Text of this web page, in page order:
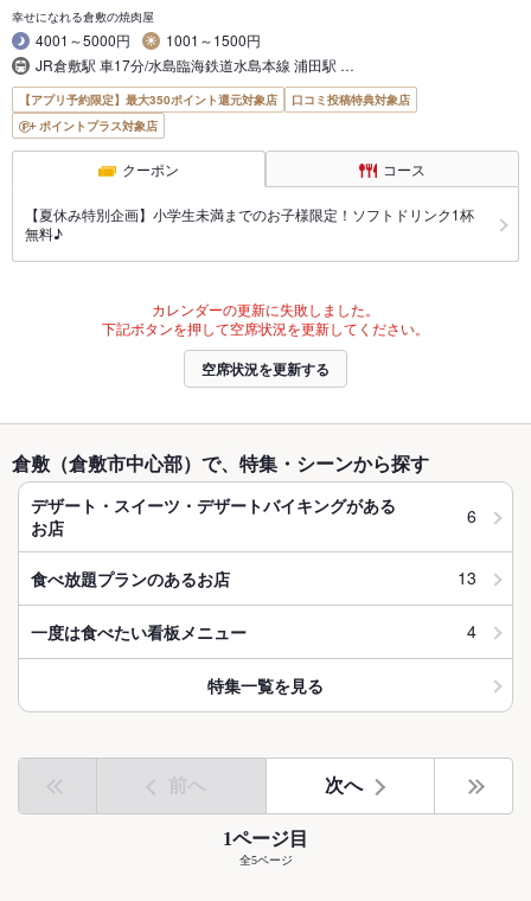
幸せになれる倉敷の焼肉屋
4001～5000円
1001～1500円
JR倉敷駅 車17分/水島臨海鉄道水島本線 浦田駅 …
【アプリ予約限定】最大350ポイント還元対象店
口コミ投稿特典対象店
ポイントプラス対象店
クーポン コース
【夏休み特別企画】小学生未満までのお子様限定！ソフトドリンク1杯
無料♪
カレンダーの更新に失敗しました。
下記ボタンを押して空席状況を更新してください。
空席状況を更新する
倉敷（倉敷市中心部）で、特集・シーンから探す
デザート・スイーツ・デザートバイキングがある
お店
6
食べ放題プランのあるお店 13
一度は食べたい看板メニュー 4
特集一覧を見る
前へ 次へ
1ページ目
全5ページ